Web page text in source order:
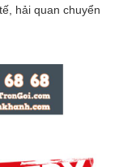
hải quan chuyển